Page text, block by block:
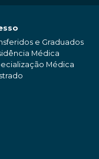
e Graduados
Médica
Médica